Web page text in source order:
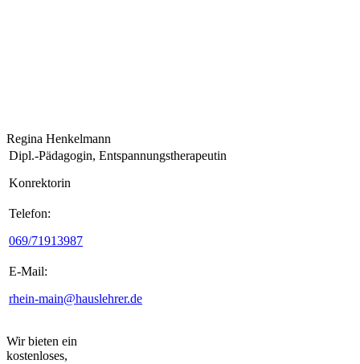
Regina Henkelmann
Dipl.-Pädagogin, Entspannungstherapeutin
Konrektorin
Telefon:
069/71913987
E-Mail:
rhein-main@hauslehrer.de
Wir bieten ein
kostenloses,